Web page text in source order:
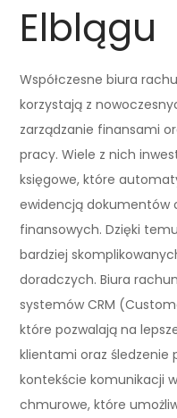
Elblągu
Współczesne biura
korzystają z
zarządzanie finansami
pracy. Wiele z nich
księgowe, które
ewidencją dokumentów
finansowych. Dzięki
bardziej
doradczych. Biura
systemów CRM
które pozwalają na
klientami oraz śledzenie
kontekście komunikacji
chmurowe, które